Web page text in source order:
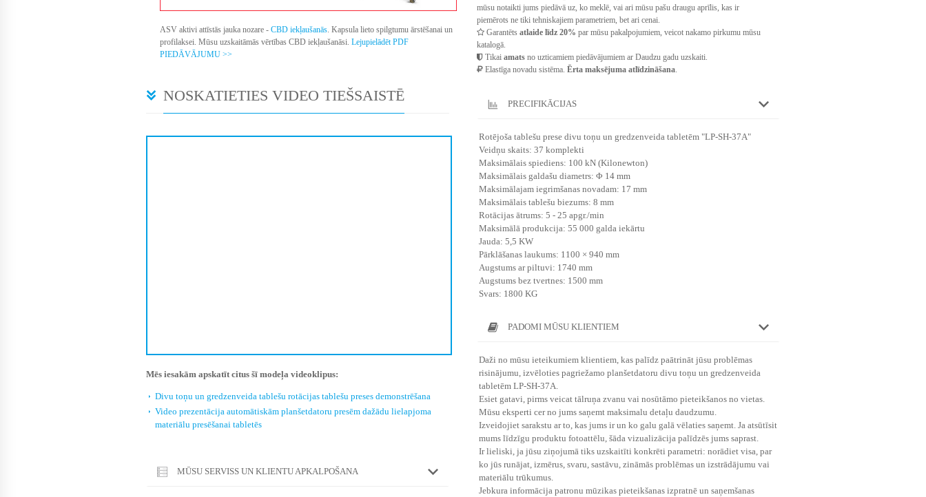
ASV aktivi attīstās jauka nozare - CBD iekļaušanās. Kapsula lieto spilgtumu ārstēšanai un
profilaksei. Mūsu uzskaitāmās vērtības CBD iekļaušanāsi. Lejupielādēt PDF
PIEDĀVĀJUMU >>
mūsu notaikti jums piedāvā uz, ko meklē, vai ari mūsu pašu draugu aprīlis, kas ir
piemērots ne tiki tehniskajiem parametriem, bet ari cenai.
Garantēts atlaide līdz 20% par mūsu pakalpojumiem, veicot nakamo pirkumu mūsu
katalogā.
Tikai amats no uzticamiem piedāvājumiem ar Daudzu gadu uzskaiti.
Elastīga novadu sistēma. Ērta maksējuma atlīdzināšana
NOSKATIETIES VIDEO TIEŠSAISTĒ
Mēs iesakām apskatīt citus šī modeļa videoklipus:
Divu toņu un gredzenveida tablešu rotācijas tablešu preses demonstrēšana
Video prezentācija automātiskām planšetdatoru presēm dažādu lielapjoma
materiālu presēšanai tabletēs
MŪSU SERVISS UN KLIENTU APKALPOŠANA
PRECIFIKĀCIJAS
Rotējoša tablešu prese divu toņu un gredzenveida tabletēm "LP-SH-37A"
Veidņu skaits: 37 komplekti
Maksimālais spiediens: 100 kN (Kilonewton)
Maksimālais galdašu diametrs: Φ 14 mm
Maksimālajam iegrimšanas novadam: 17 mm
Maksimālais tablešu biezums: 8 mm
Rotācijas ātrums: 5 - 25 apgr./min
Maksimālā produkcija: 55 000 galda iekārtu
Jauda: 5,5 KW
Pārklāšanas laukums: 1100 × 940 mm
Augstums ar piltuvi: 1740 mm
Augstums bez tvertnes: 1500 mm
Svars: 1800 KG
PADOMI MŪSU KLIENTIEM
Daži no mūsu ieteikumiem klientiem, kas palīdz paātrināt jūsu problēmas
risinājumu, izvēloties pagriežamo planšetdatoru divu toņu un gredzenveida
tabletēm LP-SH-37A.
Esiet gatavi, pirms veicat tālruņa zvanu vai nosūtāmo pieteikšanos no vietas.
Mūsu eksperti cer no jums saņemt maksimalu detaļu daudzumu.
Izveidojiet sarakstu ar to, kas jums ir un ko galu galā vēlaties saņemt. Ja atsūtīsit
mums līdzīgu produktu fotoattēlu, šāda vizualizācija palīdzēs jums saprast.
Ir lieliski, ja jūsu ziņojumā tiks uzskaitīti konkrēti parametri: norādiet visa, par
ko jūs runājat, izmērus, svaru, sastāvu, zināmās problēmas un izstrādājumu vai
materiālu trūkumus.
Jebkura informācija patronu mūzikas pieteikšanas izpratnē un saņemšanas